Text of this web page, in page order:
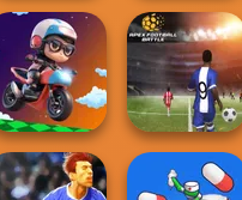
Backflip Maniac Pool Master 3D